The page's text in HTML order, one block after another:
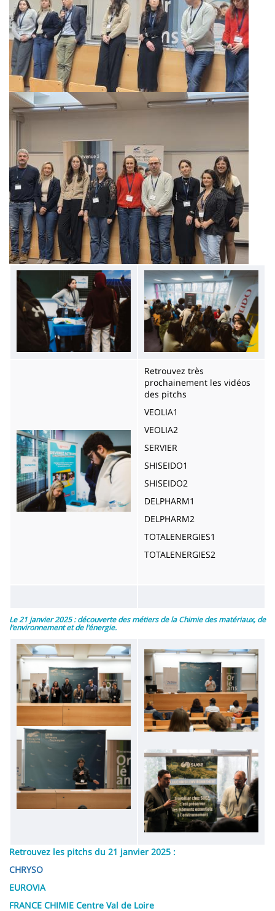
Image
Image Image
Image
Retrouvez très
prochainement les vidéos
des pitchs
VEOLIA1
VEOLIA2
SERVIER
SHISEIDO1
SHISEIDO2
DELPHARM1
DELPHARM2
TOTALENERGIES1
TOTALENERGIES2
Le 21 janvier 2025 : découverte des métiers de la Chimie des matériaux, de
l'environnement et de l'énergie.
Image
Image
Image
Image
Retrouvez les pitchs du 21 janvier 2025 :
CHRYSO
EUROVIA
FRANCE CHIMIE Centre Val de Loire